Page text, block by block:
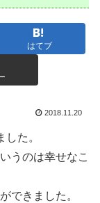
はてブ
2018.11.20
た。
うのは幸せなこ
できました。